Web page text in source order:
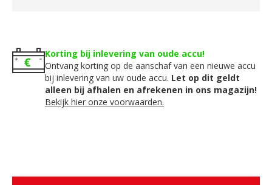
Korting bij inlevering van oude accu!
Ontvang korting op de aanschaf van een nieuwe accu
bij inlevering van uw oude accu. Let op dit geldt
alleen bij afhalen en afrekenen in ons magazijn!
Bekijk hier onze voorwaarden.